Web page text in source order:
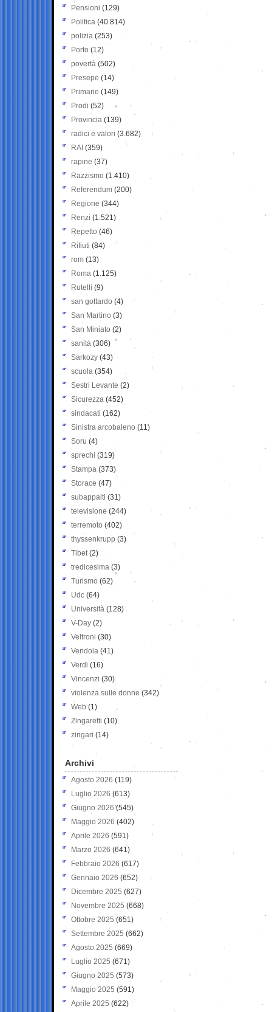
Pensioni (129)
Politica (40.814)
polizia (253)
Porto (12)
povertà (502)
Presepe (14)
Primarie (149)
Prodi (52)
Provincia (139)
radici e valori (3.682)
RAI (359)
rapine (37)
Razzismo (1.410)
Referendum (200)
Regione (344)
Renzi (1.521)
Repetto (46)
Rifiuti (84)
rom (13)
Roma (1.125)
Rutelli (9)
san gottardo (4)
San Martino (3)
San Miniato (2)
sanità (306)
Sarkozy (43)
scuola (354)
Sestri Levante (2)
Sicurezza (452)
sindacati (162)
Sinistra arcobaleno (11)
Soru (4)
sprechi (319)
Stampa (373)
Storace (47)
subappalti (31)
televisione(244)
terremoto (402)
thyssenkrupp (3)
Tibet(2)
tredicesima (3)
Turismo (62)
Udc (64)
Università (128)
V-Day (2)
Veltroni (30)
Vendola (41)
Verdi (16)
Vincenzi (30)
violenza sulle donne (342)
Web (1)
Zingaretti (10)
zingari (14)
Archivi
Agosto 2026 (119)
Luglio 2026 (613)
Giugno 2026 (545)
Maggio 2026 (402)
Aprile 2026 (591)
Marzo 2026 (641)
Febbraio 2026 (617)
Gennaio 2026 (652)
Dicembre 2025 (627)
Novembre 2025 (668)
Ottobre 2025 (651)
Settembre 2025 (662)
Agosto 2025 (669)
Luglio 2025 (671)
Giugno 2025 (573)
Maggio 2025 (591)
Aprile 2025 (622)